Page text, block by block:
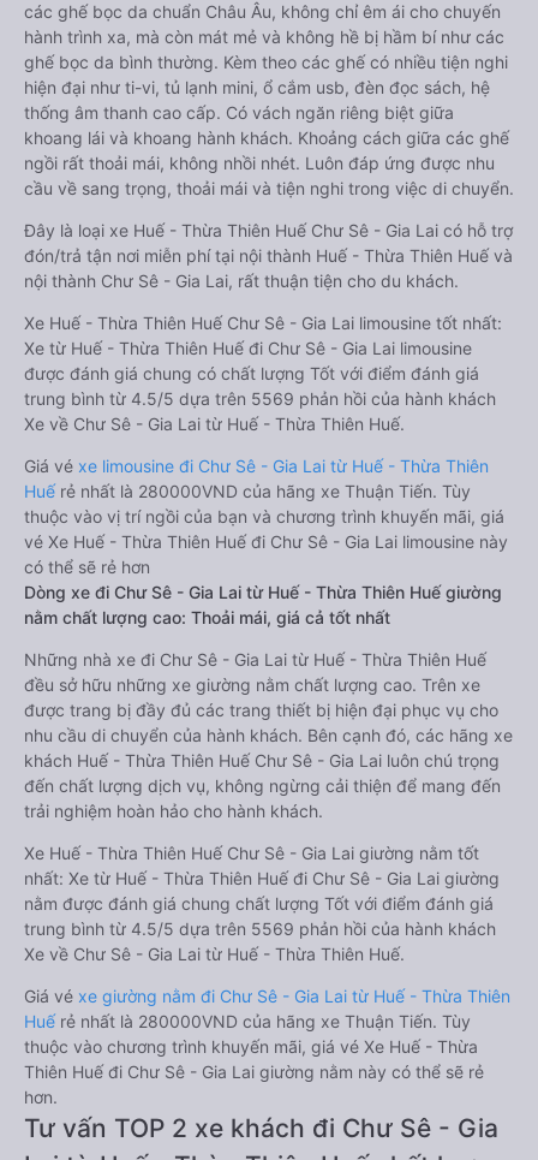
các ghế bọc da chuẩn Châu Âu, không chỉ êm ái cho chuyến
hành trình xa, mà còn mát mẻ và không hề bị hầm bí như các
ghế bọc da bình thường. Kèm theo các ghế có nhiều tiện nghi
hiện đại như ti-vi, tủ lạnh mini, ổ cắm usb, đèn đọc sách, hệ
thống âm thanh cao cấp. Có vách ngăn riêng biệt giữa
khoang lái và khoang hành khách. Khoảng cách giữa các ghế
ngồi rất thoải mái, không nhồi nhét. Luôn đáp ứng được nhu
cầu về sang trọng, thoải mái và tiện nghi trong việc di chuyển.
Đây là loại xe Huế - Thừa Thiên Huế Chư Sê - Gia Lai có hỗ trợ
đón/trả tận nơi miễn phí tại nội thành Huế - Thừa Thiên Huế và
nội thành Chư Sê - Gia Lai, rất thuận tiện cho du khách.
Xe Huế - Thừa Thiên Huế Chư Sê - Gia Lai limousine tốt nhất:
Xe từ Huế - Thừa Thiên Huế đi Chư Sê - Gia Lai limousine
được đánh giá chung có chất lượng Tốt với điểm đánh giá
trung bình từ 4.5/5 dựa trên 5569 phản hồi của hành khách
Xe về Chư Sê - Gia Lai từ Huế - Thừa Thiên Huế.
Giá vé xe limousine đi Chư Sê - Gia Lai từ Huế - Thừa Thiên
Huếrẻ nhất là 280000VND của hãng xe Thuận Tiến. Tùy
thuộc vào vị trí ngồi của bạn và chương trình khuyến mãi, giá
vé Xe Huế - Thừa Thiên Huế đi Chư Sê - Gia Lai limousine này
có thể sẽ rẻ hơn
Dòng xe đi Chư Sê - Gia Lai từ Huế - Thừa Thiên Huế giường
nằm chất lượng cao: Thoải mái, giá cả tốt nhất
Những nhà xe đi Chư Sê - Gia Lai từ Huế - Thừa Thiên Huế
đều sở hữu những xe giường nằm chất lượng cao. Trên xe
được trang bị đầy đủ các trang thiết bị hiện đại phục vụ cho
nhu cầu di chuyển của hành khách. Bên cạnh đó, các hãng xe
khách Huế - Thừa Thiên Huế Chư Sê - Gia Lai luôn chú trọng
đến chất lượng dịch vụ, không ngừng cải thiện để mang đến
trải nghiệm hoàn hảo cho hành khách.
Xe Huế - Thừa Thiên Huế Chư Sê - Gia Lai giường nằm tốt
nhất: Xe từ Huế - Thừa Thiên Huế đi Chư Sê - Gia Lai giường
nằm được đánh giá chung chất lượng Tốt với điểm đánh giá
trung bình từ 4.5/5 dựa trên 5569 phản hồi của hành khách
Xe về Chư Sê - Gia Lai từ Huế - Thừa Thiên Huế.
Giá vé xe giường nằm đi Chư Sê - Gia Lai từ Huế - Thừa Thiên
Huế rẻ nhất là 280000VND của hãng xe Thuận Tiến. Tùy
thuộc vào chương trình khuyến mãi, giá vé Xe Huế - Thừa
Thiên Huế đi Chư Sê - Gia Lai giường nằm này có thể sẽ rẻ
hơn.
Tư vấn TOP 2 xe khách đi Chư Sê - Gia